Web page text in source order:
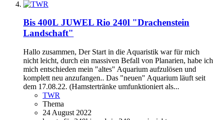
Bis 400L JUWEL Rio 240l "Drachenstein
Landschaft"
Hallo zusammen, Der Start in die Aquaristik war für mich
nicht leicht, durch ein massiven Befall von Planarien, habe ich
mich entschieden mein "altes" Aquarium aufzulösen und
komplett neu anzufangen.. Das "neuen" Aquarium läuft seit
dem 17.08.22. (Hamstertränke umfunktioniert als...
TWR
Thema
24 August 2022